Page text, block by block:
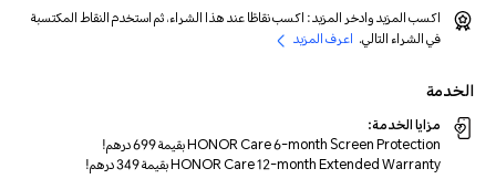
اكسب المزيد وادخر المزيد: اكسب نقاطًا عند هذا الشراء، ثم استخدم النقاط المكتسبة
في الشراء التالي. اعرف المزيد
الخدمة
مزايا الخدمة:
HONOR Care 6-month Screen Protection بقيمة 699 درهم!
HONOR Care 12-month Extended Warranty بقيمة 349 درهم!